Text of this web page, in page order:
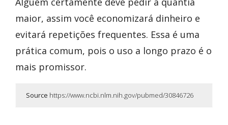
maior, assim você economizará dinheiro e
evitará repetições frequentes. Essa é uma
prática comum, pois o uso a longo prazo é o
mais promissor.
Source https://www.ncbi.nlm.nih.gov/pubmed/30846726